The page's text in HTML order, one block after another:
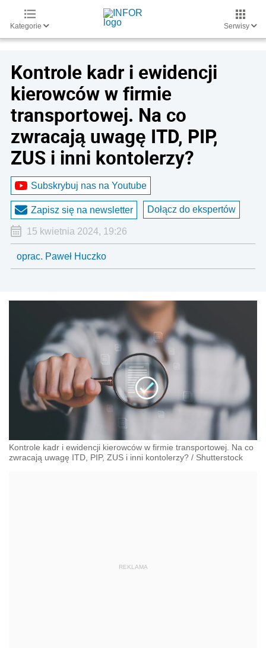
Kategorie Serwisy
Kontrole kadr i ewidencji
kierowców w firmie
transportowej. Na co
zwracają uwagę ITD, PIP,
ZUS i inni kontolerzy?
Subskrybuj nas na Youtube
Zapisz się na newsletter Dołącz do ekspertów
15 kwietnia 2024, 19:26
oprac. Paweł Huczko
Kontrole kadr i ewidencji kierowców w firmie transportowej. Na co
zwracają uwagę ITD, PIP, ZUS i inni kontolerzy? / Shutterstock